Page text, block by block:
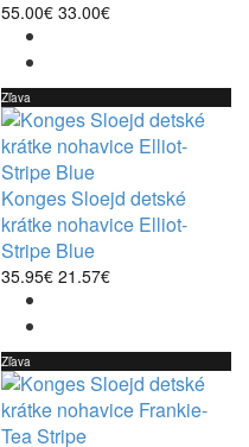
55.00€ 33.00€
Zľava
Konges Sloejd detské
krátke nohavice Elliot-
Stripe Blue
35.95€ 21.57€
Zľava